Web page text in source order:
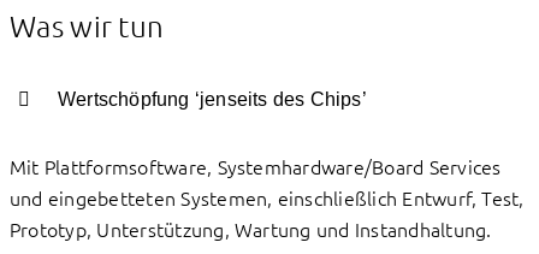
Was wir tun
Wertschöpfung ‘jenseits des Chips’
Mit Plattformsoftware, Systemhardware/Board Services
und eingebetteten Systemen, einschließlich Entwurf, Test,
Prototyp, Unterstützung, Wartung und Instandhaltung.